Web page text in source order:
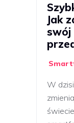
Jak
swój
W